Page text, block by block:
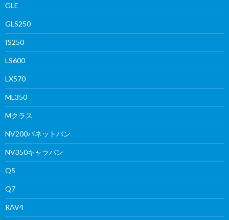
GLE
GLS250
IS250
LS600
LX570
ML350
Mクラス
NV200バネットバン
NV350キャラバン
Q5
Q7
RAV4